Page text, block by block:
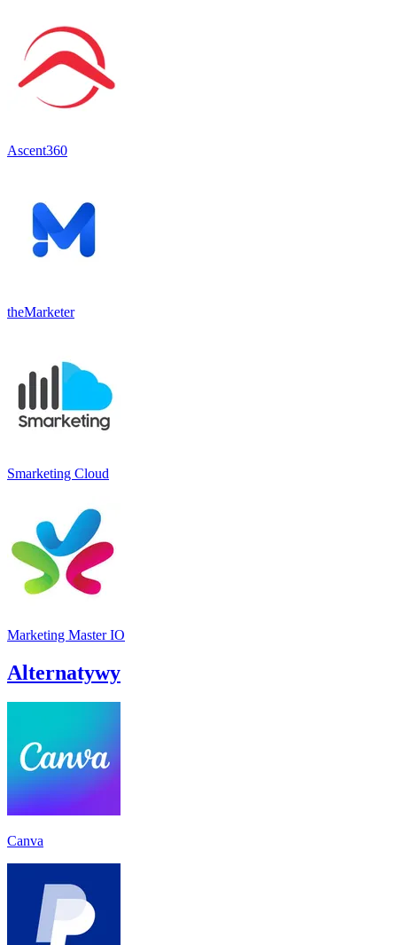
Ascent360
theMarketer
Smarketing Cloud
Marketing Master IO
Alternatywy
Canva